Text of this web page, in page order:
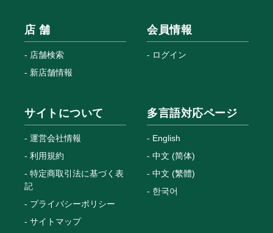
店 舗
店舗検索
新店舗情報
会員情報
ログイン
サイトについて
運営会社情報
利用規約
特定商取引法に基づく表
記
プライバシーポリシー
サイトマップ
多言語対応ページ
English
中文 (简体)
中文 (繁體)
한국어